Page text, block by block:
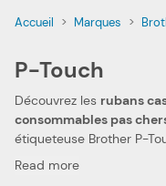
Accueil > Marques >
P-Touch
Découvrez les rubans
consommables pas
étiqueteuse Brother P-Touch. Grâce à votre confiance
fidélité, nous pouvons
Read more